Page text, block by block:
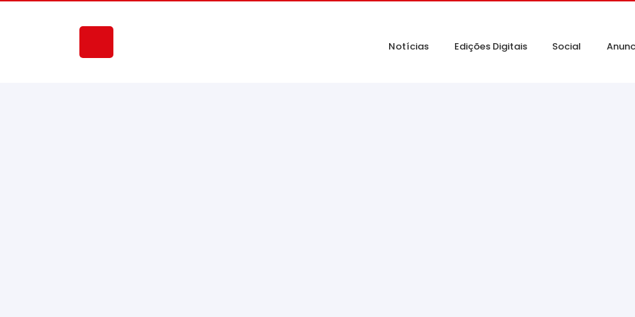
Notícias Edições Digitais Social